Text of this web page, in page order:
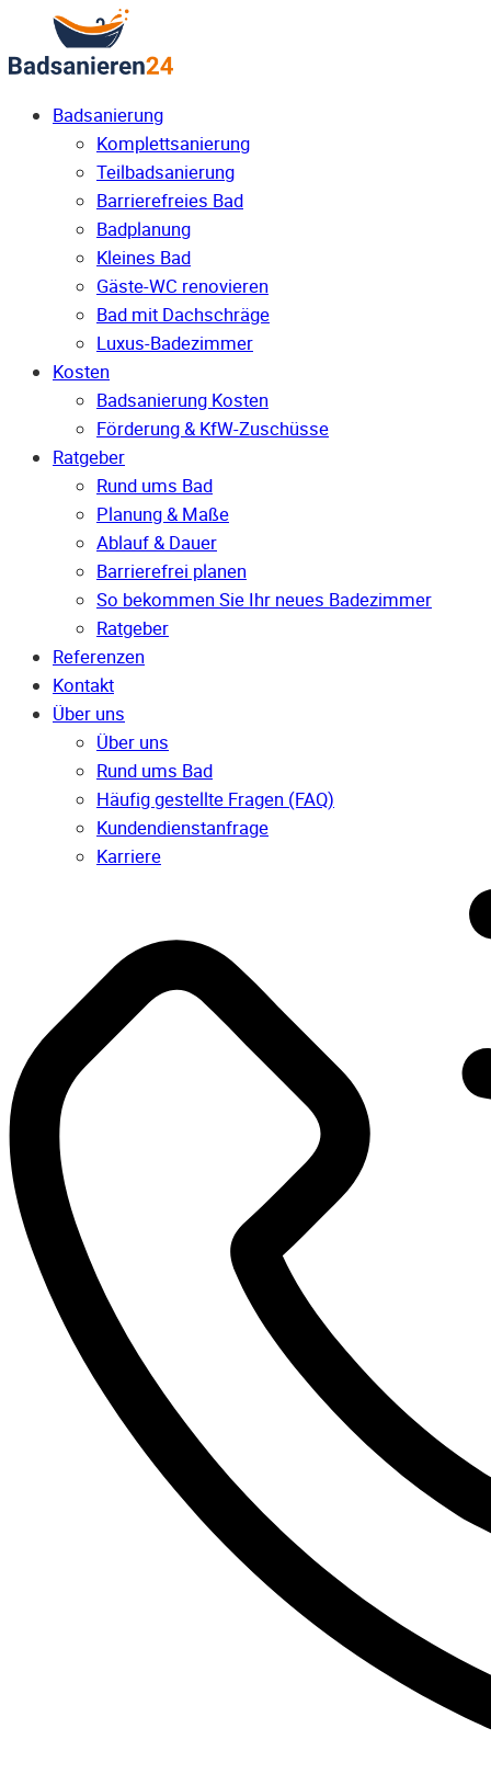
Badsanierung
Komplettsanierung
Teilbadsanierung
Barrierefreies Bad
Badplanung
Kleines Bad
Gäste-WC renovieren
Bad mit Dachschräge
Luxus-Badezimmer
Kosten
Badsanierung Kosten
Förderung & KfW-Zuschüsse
Ratgeber
Rund ums Bad
Planung & Maße
Ablauf & Dauer
Barrierefrei planen
So bekommen Sie Ihr neues Badezimmer
Ratgeber
Referenzen
Kontakt
Über uns
Über uns
Rund ums Bad
Häufig gestellte Fragen (FAQ)
Kunden­dienst­anfrage
Karriere